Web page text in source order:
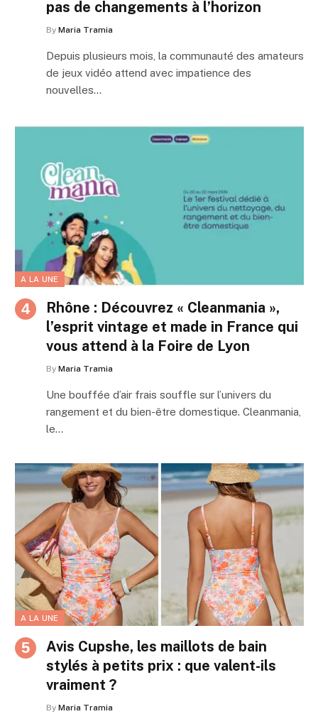
pas de changements à l’horizon
By Maria Tramia
Depuis plusieurs mois, la communauté des amateurs
de jeux vidéo attend avec impatience des
nouvelles…
A LA UNE
Rhône : Découvrez « Cleanmania »,
l’esprit vintage et made in France qui
vous attend à la Foire de Lyon
By Maria Tramia
Une bouffée d’air frais souffle sur l’univers du
rangement et du bien-être domestique. Cleanmania,
le…
A LA UNE
Avis Cupshe, les maillots de bain
stylés à petits prix : que valent-ils
vraiment ?
By Maria Tramia